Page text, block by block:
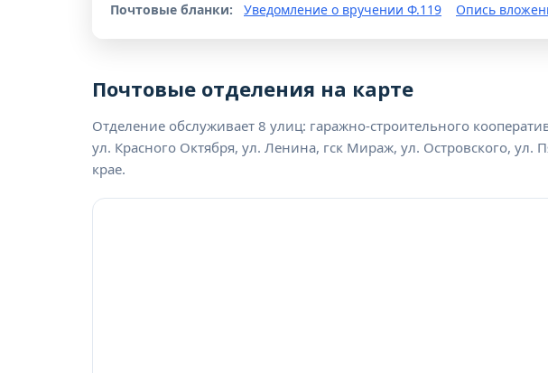
Почтовые бланки: Уведомление о вручении Ф.119 Опись
Почтовые отделения на карте
Отделение обслуживает 8 улиц: гаражно-строительного
ул. Красного Октября, ул. Ленина, гск Мираж, ул. Островского, ул.
крае.